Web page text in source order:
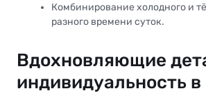
Комбинирование холодного и
разного времени суток.
Вдохновляющие
индивидуальность